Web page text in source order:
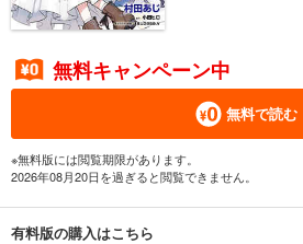
無料キャンペーン中
無料で読む
※無料版には閲覧期限があります。
2026年08月20日を過ぎると閲覧できません。
有料版の購入はこちら